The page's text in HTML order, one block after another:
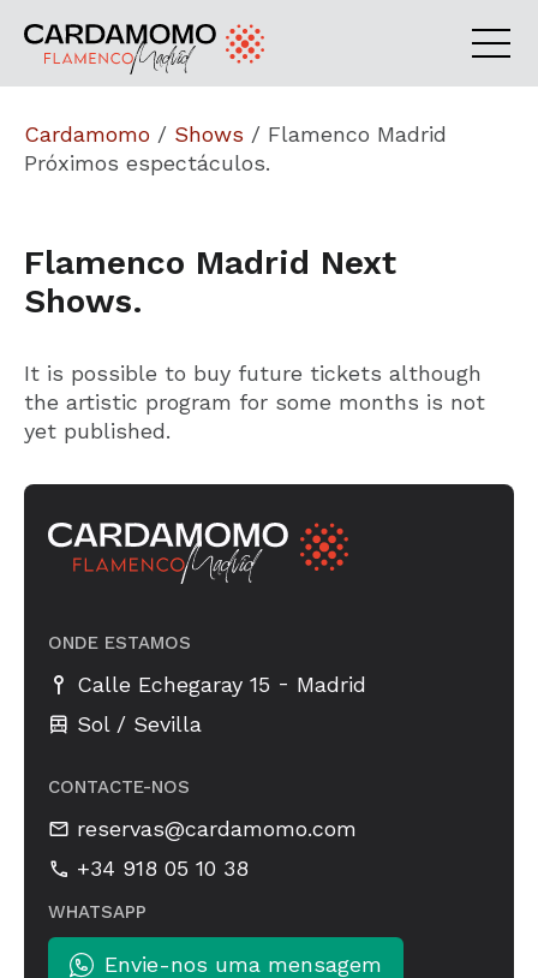
Cardamomo / Shows / Flamenco Madrid
Próximos espectáculos.
Flamenco Madrid Next
Shows.
It is possible to buy future tickets although
the artistic program for some months is not
yet published.
ONDE ESTAMOS
Calle Echegaray 15 - Madrid
Sol / Sevilla
CONTACTE-NOS
reservas@cardamomo.com
+34 918 05 10 38
WHATSAPP
Envie-nos uma mensagem